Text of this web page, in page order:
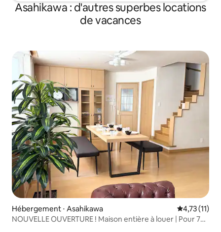
Asahikawa : d'autres superbes locations
de vacances
Hébergement ⋅ Asahikawa Évaluation
4,73 (11)
NOUVELLE OUVERTURE ! Maison entière à louer | Pour 7